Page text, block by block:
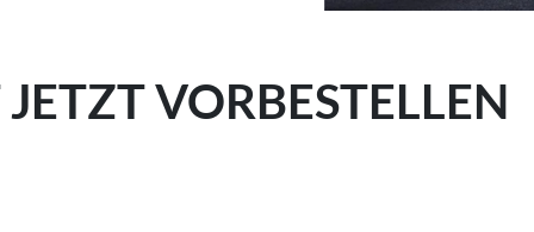
VORBESTELLEN